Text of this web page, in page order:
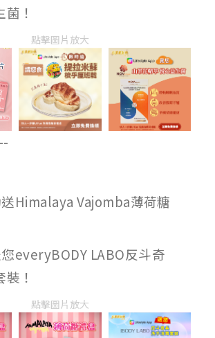
！
點擊圖片放大
Himalaya Vajomba薄荷糖
everyBODY LABO反斗奇
！
點擊圖片放大